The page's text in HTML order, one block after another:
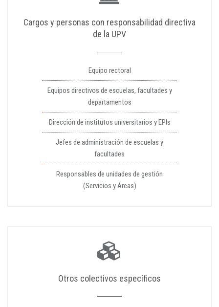
Cargos y personas con responsabilidad directiva
de la UPV
Equipo rectoral
Equipos directivos de escuelas, facultades y
departamentos
Dirección de institutos universitarios y EPIs
Jefes de administración de escuelas y
facultades
Responsables de unidades de gestión
(Servicios y Áreas)
Otros colectivos específicos